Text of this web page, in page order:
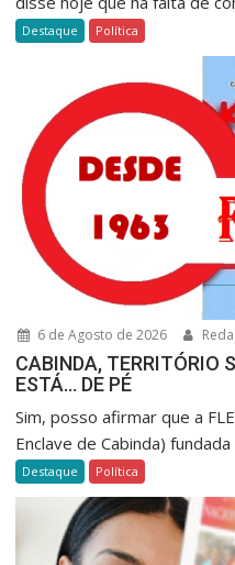
Destaque Política
6 de Agosto de 2026
CABINDA, TERRITÓRIO
ESTÁ… DE PÉ
Sim, posso afirmar que a
Enclave de Cabinda)
Destaque Política